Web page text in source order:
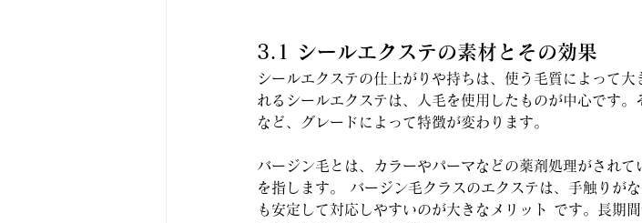
3.1 シールエクステの素材とその効果
シールエクステの仕上がりや持ちは、使う毛質によって
れるシールエクステは、人毛を使用したものが中心です。
など、グレードによって特徴が変わります。
バージン毛とは、カラーやパーマなどの薬剤処理がされ
を指します。 バージン毛クラスのエクステは、手触りが
も安定して対応しやすいのが大きなメリット です。長期